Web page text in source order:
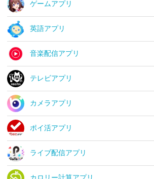
ゲームアプリ
英語アプリ
音楽配信アプリ
テレビアプリ
カメラアプリ
ポイ活アプリ
ライブ配信アプリ